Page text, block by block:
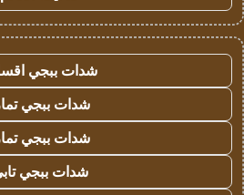
شدات ببجي
شدات ببجي
شدات ببجي
شدات ببجي